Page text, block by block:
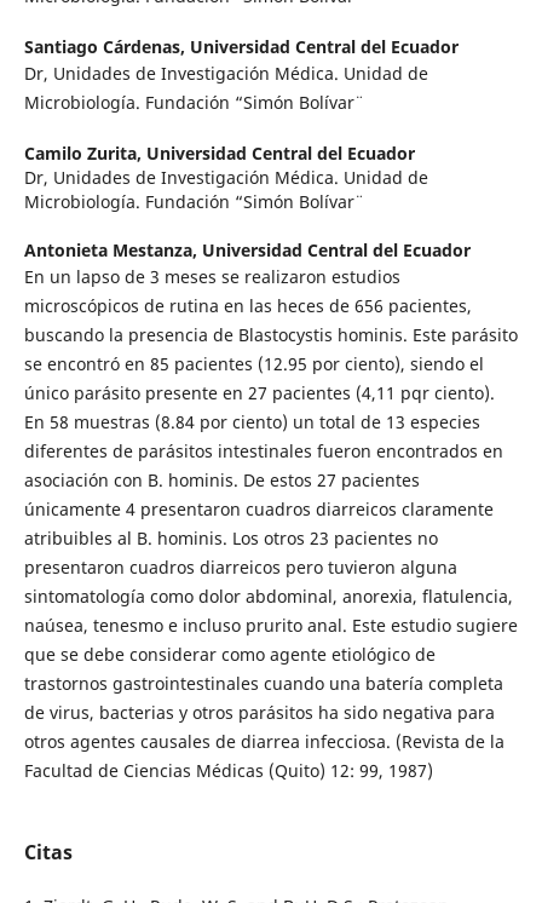
Santiago Cárdenas, Universidad Central del Ecuador
Dr, Unidades de Investigación Médica. Unidad de
Microbiología. Fundación “Simón Bolívar¨
Camilo Zurita, Universidad Central del Ecuador
Dr, Unidades de Investigación Médica. Unidad de
Microbiología. Fundación “Simón Bolívar¨
Antonieta Mestanza, Universidad Central del Ecuador
En un lapso de 3 meses se realizaron estudios
microscópicos de rutina en las heces de 656 pacientes,
buscando la presencia de Blastocystis hominis. Este parásito
se encontró en 85 pacientes (12.95 por ciento), siendo el
único parásito presente en 27 pacientes (4,11 pqr ciento).
En 58 muestras (8.84 por ciento) un total de 13 especies
diferentes de parásitos intestinales fueron encontrados en
asociación con B. hominis. De estos 27 pacientes
únicamente 4 presentaron cuadros diarreicos claramente
atribuibles al B. hominis. Los otros 23 pacientes no
presentaron cuadros diarreicos pero tuvieron alguna
sintomatología como dolor abdominal, anorexia, flatulencia,
naúsea, tenesmo e incluso prurito anal. Este estudio sugiere
que se debe considerar como agente etiológico de
trastornos gastrointestinales cuando una batería completa
de virus, bacterias y otros parásitos ha sido negativa para
otros agentes causales de diarrea infecciosa. (Revista de la
Facultad de Ciencias Médicas (Quito) 12: 99, 1987)
Citas